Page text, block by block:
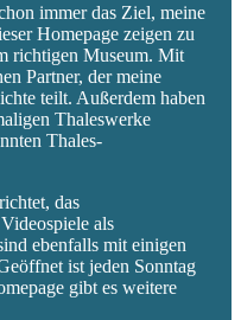
immer das Ziel, meine
Homepage zeigen zu
richtigen Museum. Mit
Partner, der meine
teilt. Außerdem haben
Thaleswerke
Thales-
das
als
ebenfalls mit einigen
ist jeden Sonntag
gibt es weitere